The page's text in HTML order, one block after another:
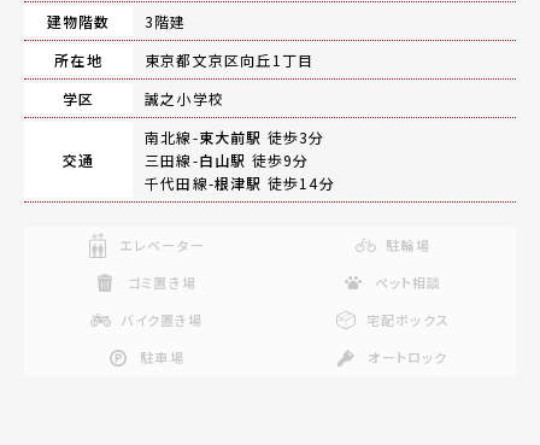
建物階数
3階建
所在地
東京都文京区向丘1丁目
学区
誠之小学校
交通
南北線-東大前駅 徒歩3分
三田線-白山駅 徒歩9分
千代田線-根津駅 徒歩14分
エレベーター
駐輪場
ゴミ置き場
ペット相談
バイク置き場
宅配ボックス
駐車場
オートロック